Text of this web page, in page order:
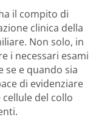
il compito di
clinica della
Non solo, in
i necessari esami
se e quando sia
di evidenziare
del collo